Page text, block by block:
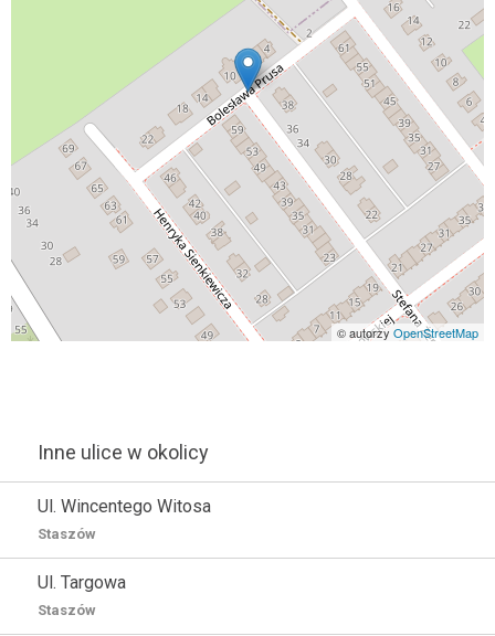
© autorzy OpenStreetMap
Inne ulice w okolicy
Ul. Wincentego Witosa
Staszów
Ul. Targowa
Staszów